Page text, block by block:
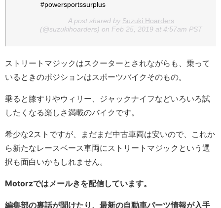
#powersportssurplus
A post shared by Suzuki Hoarders
(@suzukihoarders) on Feb 25, 2019 at 4:57am PST
ストリートマジックはスクーターとされながらも、乗って
いるときのポジションはスポーツバイクそのもの。
乗ると膝すりやウィリー、ジャックナイフなどいろいろ試
したくなる楽しさ満載のバイクです。
希少な2ストですが、まだまだ中古車両は安いので、これか
ら新たなレースベース車両にストリートマジックという選
択も面白いかもしれません。
Motorzではメールきを配信しています。
編集部の裏話が聞けたり、最新の自動車パーツ情報が入手